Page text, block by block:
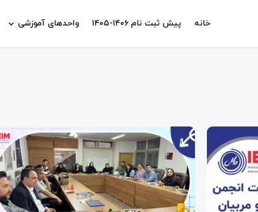
خانه پیش ثبت نام ۱۴۰۶-۱۴۰۵ واحدهای آموزشی